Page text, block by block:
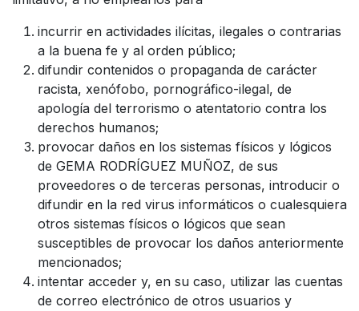
incurrir en actividades ilícitas, ilegales o contrarias
a la buena fe y al orden público;
difundir contenidos o propaganda de carácter
racista, xenófobo, pornográfico-ilegal, de
apología del terrorismo o atentatorio contra los
derechos humanos;
provocar daños en los sistemas físicos y lógicos
de GEMA RODRÍGUEZ MUÑOZ, de sus
proveedores o de terceras personas, introducir o
difundir en la red virus informáticos o cualesquiera
otros sistemas físicos o lógicos que sean
susceptibles de provocar los daños anteriormente
mencionados;
intentar acceder y, en su caso, utilizar las cuentas
de correo electrónico de otros usuarios y